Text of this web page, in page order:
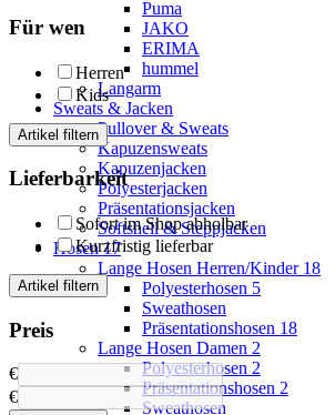
Puma
JAKO
ERIMA
hummel
Langarm
Sweats & Jacken
Pullover & Sweats
Kapuzensweats
Kapuzenjacken
Polyesterjacken
Präsentationsjacken
Softshell & Steppjacken
Hosen 17
Lange Hosen Herren/Kinder 18
Polyesterhosen 5
Sweathosen
Präsentationshosen 18
Lange Hosen Damen 2
Polyesterhosen 2
Präsentationshosen 2
Sweathosen
Für wen
Herren
Kids
Artikel filtern
Lieferbarkeit
Sofort im Shop abholbar
Kurzfristig lieferbar
Artikel filtern
Preis
€
€